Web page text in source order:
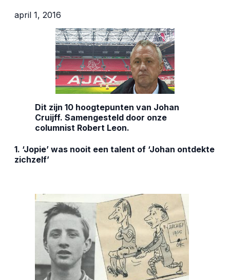
april 1, 2016
Dit zijn 10 hoogtepunten van Johan
Cruijff. Samengesteld door onze
columnist Robert Leon.
1. ‘Jopie’ was nooit een talent of ‘Johan ontdekte
zichzelf’